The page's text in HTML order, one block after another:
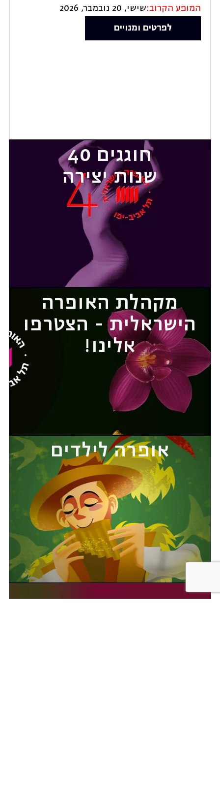
המופע הקרוב:שישי, 20 נובמבר, 2026
לפרטים ומנויים
חוגגים 40
שנות יצירה
מקהלת האופרה
הישראלית - הצטרפו
אלינו!
אופרה לילדים